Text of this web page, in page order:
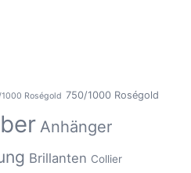
Roségold 750/1000 Roségold
Anhänger
Brillanten Collier